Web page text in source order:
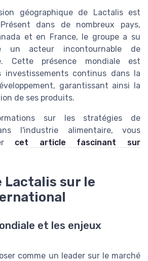
géographique de Lactalis est
dans de nombreux pays,
et en France, le groupe a su
un acteur incontournable de
Cette présence mondiale est
investissements continus dans la
garantissant ainsi la
de ses produits.
sur les stratégies de
l'industrie alimentaire, vous
cet article fascinant sur
Lactalis sur le
et les enjeux
comme un leader sur le marché